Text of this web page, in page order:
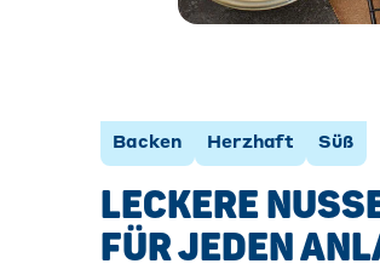
Backen Herzhaft Süß
LECKERE
FÜR JEDEN